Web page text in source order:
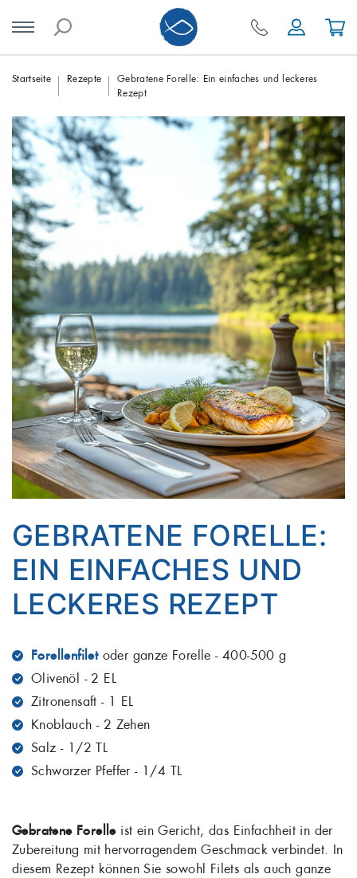
Skip
content
Startseite Rezepte
Gebratene Forelle: Ein einfaches und leckeres
Rezept
GEBRATENE FORELLE:
EIN EINFACHES UND
LECKERES REZEPT
Forellenfiletoder ganze Forelle - 400-500 g
Olivenöl - 2 EL
Zitronensaft - 1 EL
Knoblauch - 2 Zehen
Salz - 1/2 TL
Schwarzer Pfeffer - 1/4 TL
Gebratene Forelleist ein Gericht, das Einfachheit in der
Zubereitung mit hervorragendem Geschmack verbindet. In
diesem Rezept können Sie sowohl Filets als auch ganze